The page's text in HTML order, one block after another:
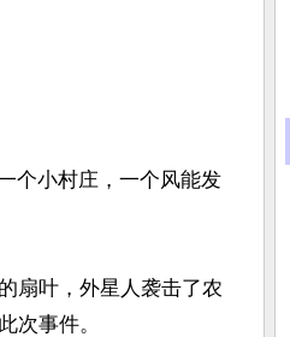
个小村庄，一个风能发
扇叶，外星人袭击了农
次事件。